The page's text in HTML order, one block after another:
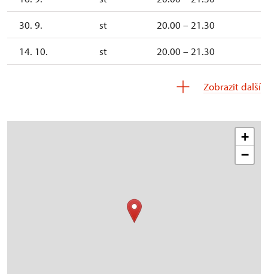
30. 9. st 20.00 – 21.30
14. 10. st 20.00 – 21.30
20.00 – 21.30
Zobrazit další
+
−